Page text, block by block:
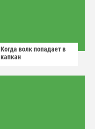
Когда волк попадает в
капкан